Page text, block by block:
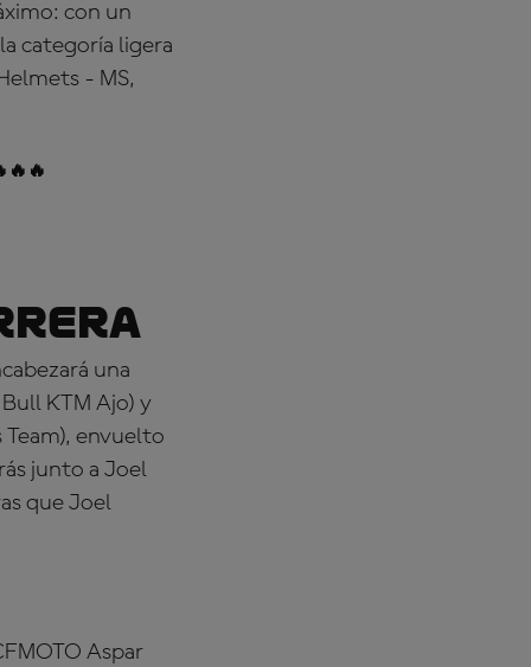
con un
categoría ligera
- MS,
una
KTM Ajo) y
Team), envuelto
junto a Joel
que Joel
Aspar